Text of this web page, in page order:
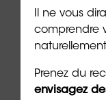
Il ne vous
comprendre
Prenez du
envisagez